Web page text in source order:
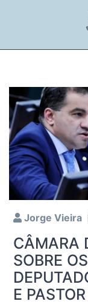
Jorge Vieira
CÂMARA
SOBRE
E